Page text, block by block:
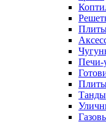
Плиты
Печи-
Плиты